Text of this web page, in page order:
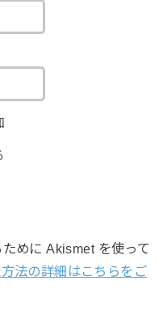
めに Akismet を使って
法の詳細はこちらをご